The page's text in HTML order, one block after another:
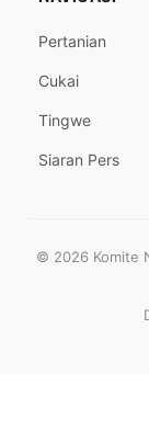
Pertanian
Cukai
Tingwe
Siaran Pers
© 2026 Komite